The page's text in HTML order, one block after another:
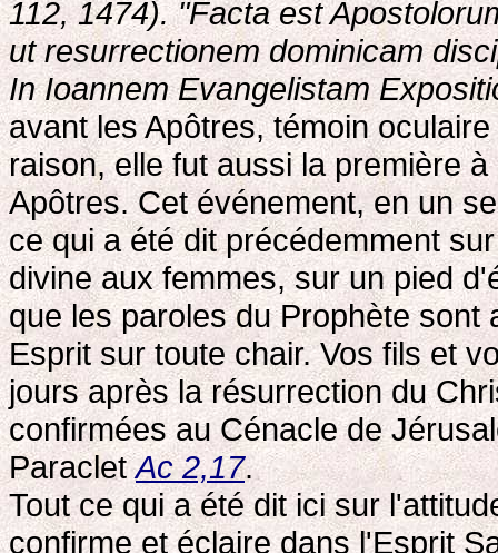
112, 1474). "Facta est
ut resurrectionem dominicam
In Ioannem Evangelistam
avant les Apôtres, témoin
raison, elle fut aussi la première
Apôtres. Cet événement, en un
ce qui a été dit précédemment
divine aux femmes, sur un pied
que les paroles du Prophète
Esprit sur toute chair. Vos fils et
jours après la résurrection du
confirmées au Cénacle de
ParacletAc 2,17.
Tout ce qui a été dit ici sur
confirme et éclaire dans l'Esprit